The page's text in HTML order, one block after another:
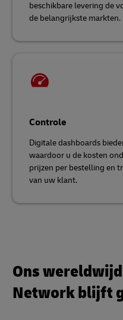
beschikbare levering de
de belangrijkste markten.
Controle
Digitale dashboards
waardoor u de kosten
prijzen per bestelling en
van uw klant.
Ons
Network blijft